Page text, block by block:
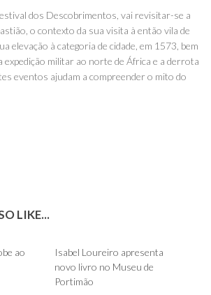
dos Descobrimentos, vai revisitar-se a
o contexto da sua visita à então vila de
elevação à categoria de cidade, em 1573, bem
militar ao norte de África e a derrota
eventos ajudam a compreender o mito do
LIKE...
ao
Isabel Loureiro apresenta
novo livro no Museu de
Portimão